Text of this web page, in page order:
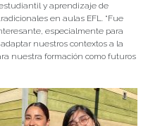
y aprendizaje de
en aulas EFL. “Fue
especialmente para
nuestros contextos a la
nuestra formación como futuros